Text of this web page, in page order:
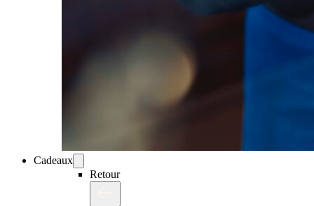
Cadeaux
Retour